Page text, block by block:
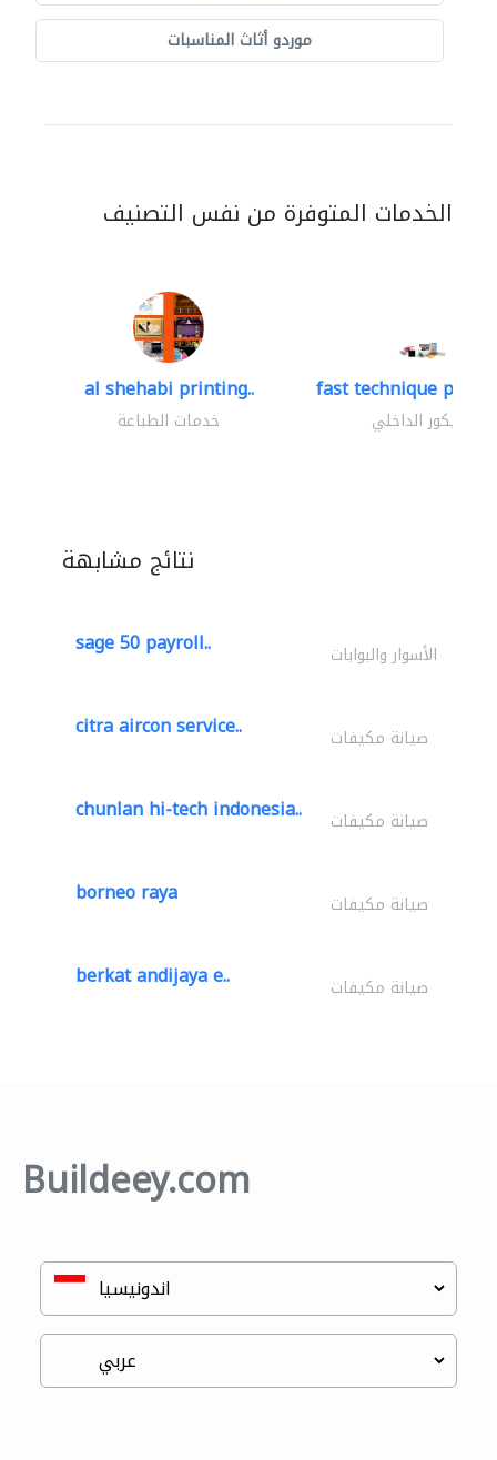
موردو أثاث المناسبات
الخدمات المتوفرة من نفس التصنيف
al shehabi printing..
خدمات الطباعة
fast technique pre-
الديكور الداخلي
نتائج مشابهة
sage 50 payroll.. الأسوار والبوابات
citra aircon service.. صيانة مكيفات
chunlan hi-tech indonesia.. صيانة مكيفات
borneo raya صيانة مكيفات
berkat andijaya e.. صيانة مكيفات
Buildeey.com